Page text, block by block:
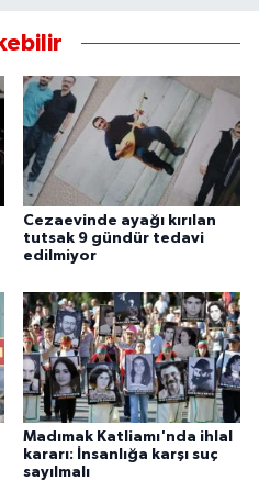
Cezaevinde ayağı kırılan
tutsak 9 gündür tedavi
edilmiyor
Madımak Katliamı'nda ihlal
kararı: İnsanlığa karşı suç
sayılmalı